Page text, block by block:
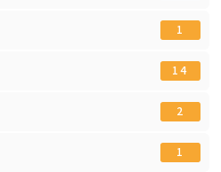
1
14
2
1